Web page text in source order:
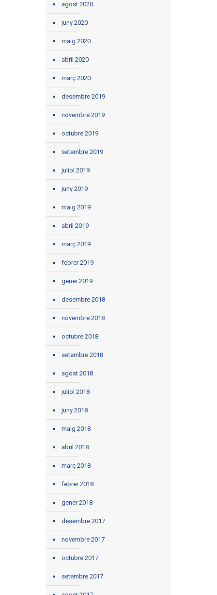
agost 2020
juny 2020
maig 2020
abril 2020
març 2020
desembre 2019
novembre 2019
octubre 2019
setembre 2019
juliol 2019
juny 2019
maig 2019
abril 2019
març 2019
febrer 2019
gener 2019
desembre 2018
novembre 2018
octubre 2018
setembre 2018
agost 2018
juliol 2018
juny 2018
maig 2018
abril 2018
març 2018
febrer 2018
gener 2018
desembre 2017
novembre 2017
octubre 2017
setembre 2017